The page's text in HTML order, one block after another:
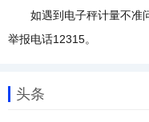
如遇到电子秤计量不准
举报电话12315。
头条